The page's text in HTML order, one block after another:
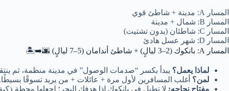
المسار A: مدينة + شاطئ قوي
المسار B: شمال + مدينة
المسار C: شاطئان (بدون تشتيت)
المسار D: شهر عسل هادئ
المسار A: بانكوك (2–3 ليالٍ) + شاطئ أندامان (5–7 ليالٍ) 🌆➡️🏝️
لماذا يعمل؟ يبدأ بكسر “صدمات الوصول” في مدينة منظمة، ثم
لمن؟ أغلب المسافرين لأول مرة + عائلات + من يريد تسوقًا بسيطًا.
مفتاح نجاحه: لا تطيل في بانكوك إذا هدفك البحر؛ اجعلها محطة